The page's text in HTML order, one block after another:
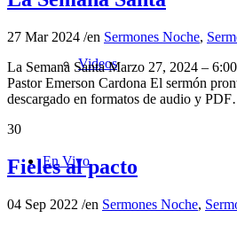
Videos
En Vivo
27 Mar 2024 /en Sermones Noche,
La Semana Santa Marzo 27, 2024 –
Pastor Emerson Cardona El sermón
descargado en formatos de audio y
30
Fieles al pacto
04 Sep 2022 /en Sermones Noche,